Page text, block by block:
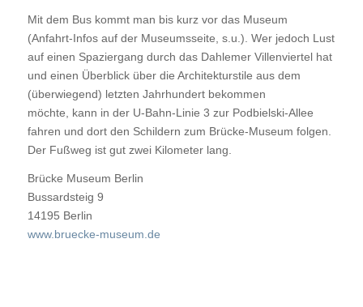
Mit dem Bus kommt man bis kurz vor das Museum
(Anfahrt-Infos auf der Museumsseite, s.u.). Wer jedoch Lust
auf einen Spaziergang durch das Dahlemer Villenviertel hat
und einen Überblick über die Architekturstile aus dem
(überwiegend) letzten Jahrhundert bekommen
möchte, kann in der U-Bahn-Linie 3 zur Podbielski-Allee
fahren und dort den Schildern zum Brücke-Museum folgen.
Der Fußweg ist gut zwei Kilometer lang.
Brücke Museum Berlin
Bussardsteig 9
14195 Berlin
www.bruecke-museum.de